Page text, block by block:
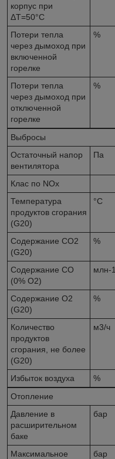
корпус при
ΔT=50°C
Потери тепла
через дымоход при
включенной
горелке
%
Потери тепла
через дымоход при
отключенной
горелке
%
Выбросы
Остаточный напор
вентилятора
Па
Клас по NOx
Температура
продуктов сгорания
(G20)
°C
Содержание CO2
(G20)
%
Содержание CO
(0% O2)
млн-1
Содержание O2
(G20)
%
Количество
продуктов
сгорания, не более
(G20)
м3/ч
Избыток воздуха %
Отопление
Давление в
расширительном
баке
бар
Максимальное
бар